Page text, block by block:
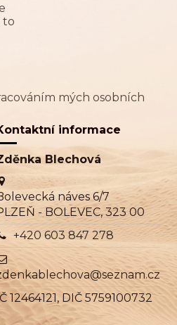
to
mých osobních
informace
Blechová
náves 6/7
- BOLEVEC, 323 00
+420 603 847 278
12464121, DIČ 5759100732